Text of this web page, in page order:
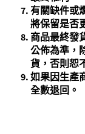
有關缺件或
將保留是否
商品最終發
公佈為準，
貨，否則恕
如果因生產
全數退回。